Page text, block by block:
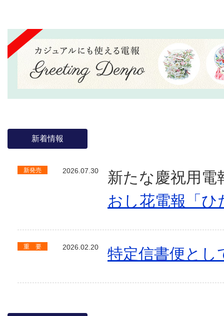
新着情報
新発売 2026.07.30
新たな慶祝用電
おし花電報「ひ
重 要 2026.02.20 特定信書便とし